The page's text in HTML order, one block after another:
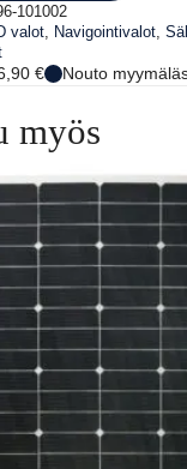
101002
valot Navigointivalot
€
Nouto
myös